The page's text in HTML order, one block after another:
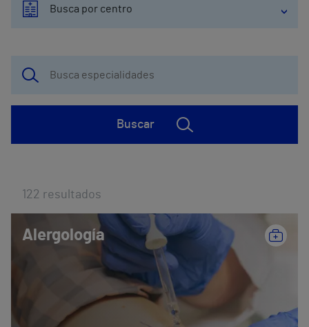
Busca por centro
Buscar
122 resultados
Alergología